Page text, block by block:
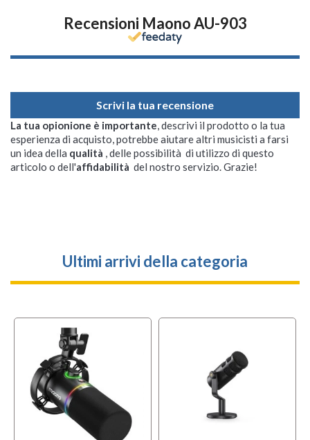
Recensioni Maono AU-903
Scrivi la tua recensione
La tua opionione è importante, descrivi il prodotto o la tua
esperienza di acquisto, potrebbe aiutare altri musicisti a farsi
un idea della qualità , delle possibilità di utilizzo di questo
articolo o dell'affidabilità del nostro servizio. Grazie!
Ultimi arrivi della categoria